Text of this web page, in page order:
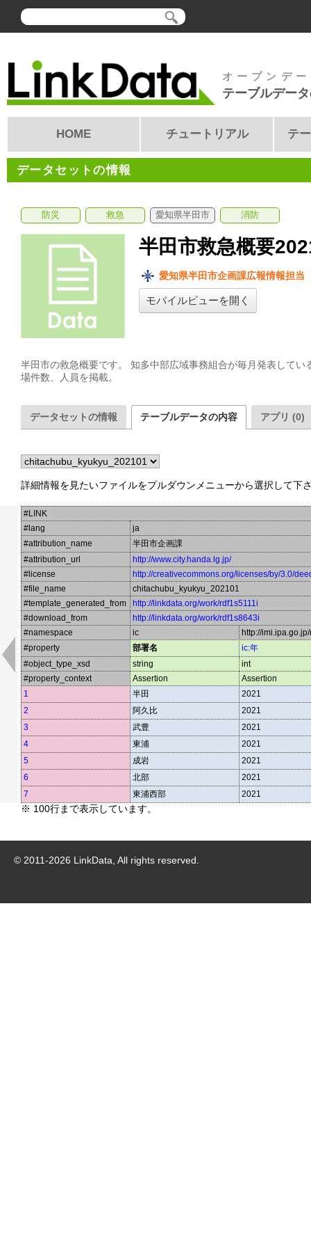
オープンデ
テーブルデー
HOME チュートリアル テ
データセットの情報
防災 救急 愛知県半田市 消防
半田市救急概要
愛知県半田市企画課広報情報担当
モバイルビューを開く
半田市の救急概要です。 知多中部広域事務組合が毎月発表して
場件数、人員を掲載。
データセットの情報 テーブルデータの内容 アプリ (0)
詳細情報を見たいファイルをプルダウンメニューから選択して下
#LINK
#lang
ja
#attribution_name
半田市企画課
#attribution_url
http://www.city.handa.lg.jp/
#license
http://creativecommons.org/licenses/by/3.0/
#file_name
chitachubu_kyukyu_202101
#template_generated_from
http://linkdata.org/work/rdf1s5111i
#download_from
http://linkdata.org/work/rdf1s8643i
#namespace
ic
http://
#property
部署名
ic:年
#object_type_xsd
string
int
#property_context
Assertion
Assertion
1
半田
2021
2
阿久比
2021
3
武豊
2021
4
東浦
2021
5
成岩
2021
6
北部
2021
7
東浦西部 2021
※ 100行まで表示しています。
© 2011-2026 LinkData, All rights reserved.